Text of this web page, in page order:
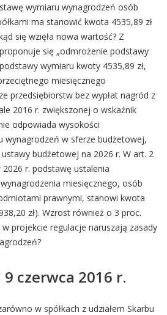
wymiaru wynagrodzeń osób
ma stanowić kwota 4535,89 zł
się wzięła nowa wartość? Z
się „odmrożenie podstawy
wymiaru kwoty 4535,89 zł,
miesięcznego
przedsiębiorstw bez wypłat nagród z
2016 r. zwiększonej o wskaźnik
odpowiada wysokości
wynagrodzeń w sferze budżetowej,
budżetowej na 2026 r. W art. 2
r. podstawę ustalenia
miesięcznego, osób
prawnymi, stanowi kwota
zł). Wzrost również o 3 proc.
projekcie regulacje naruszają zasady
9 czerwca 2016 r.
w spółkach z udziałem Skarbu